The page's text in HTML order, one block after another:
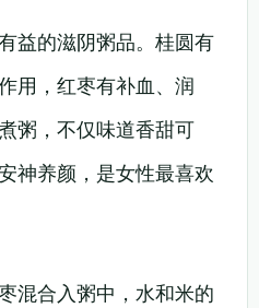
益的滋阴粥品。桂圆有
用，红枣有补血、润
粥，不仅味道香甜可
神养颜，是女性最喜欢
混合入粥中，水和米的